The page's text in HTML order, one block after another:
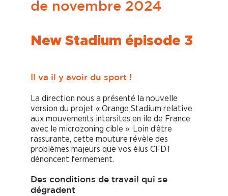
de novembre 2024
New Stadium épisode 3
Il va il y avoir du sport !
La direction nous a présenté la nouvelle
version du projet « Orange Stadium relative
aux mouvements intersites en ile de France
avec le microzoning cible ». Loin d’être
rassurante, cette mouture révèle des
problèmes majeurs que vos élus CFDT
dénoncent fermement.
Des conditions de travail qui se
dégradent